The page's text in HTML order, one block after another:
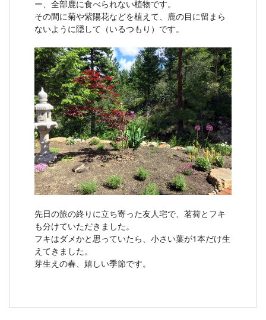
ー、全部鹿に食べられない植物です。
その間に菊や紫陽花などを植えて、鹿の目に留まら
ないように隠して（いるつもり）です。
先日の旅の終りに立ち寄った友人宅で、茗荷とフキ
も分けていただきました。
フキはダメかと思っていたら、小さい葉が1本だけ生
えてきました。
芽生えの春、嬉しい季節です。